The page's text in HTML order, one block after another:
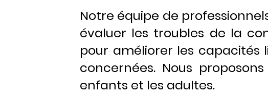
Notre équipe de
évaluer les troubles de la
pour améliorer les capacités
concernées. Nous
enfants et les adultes.